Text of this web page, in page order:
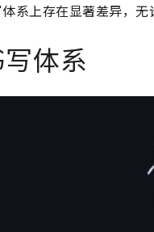
系上存在显著差异，
体系